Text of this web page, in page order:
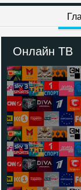
Онлайн ТВ